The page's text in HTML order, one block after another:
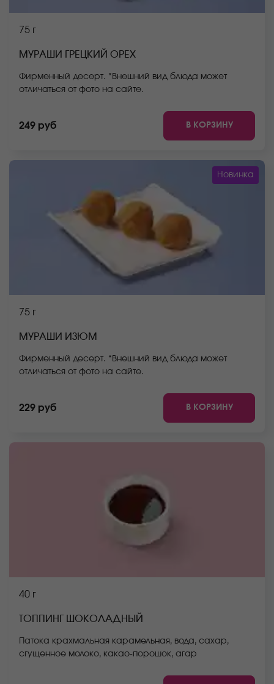
75 г
МУРАШИ ГРЕЦКИЙ ОРЕХ
Фирменный десерт. *Внешний вид блюда может
отличаться от фото на сайте.
249 руб В КОРЗИНУ
Новинка
75 г
МУРАШИ ИЗЮМ
Фирменный десерт. *Внешний вид блюда может
отличаться от фото на сайте.
229 руб В КОРЗИНУ
40 г
ТОППИНГ ШОКОЛАДНЫЙ
Патока крахмальная карамельная, вода, сахар,
сгущенное молоко, какао-порошок, агар